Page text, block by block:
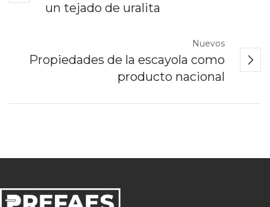
un tejado de uralita
Nuevos
Propiedades de la escayola como
producto nacional